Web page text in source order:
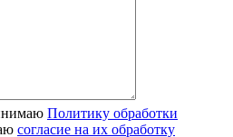
Политику обработки
согласие на их обработку